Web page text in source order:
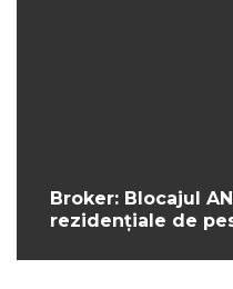
Broker: Blocajul
rezidențiale de